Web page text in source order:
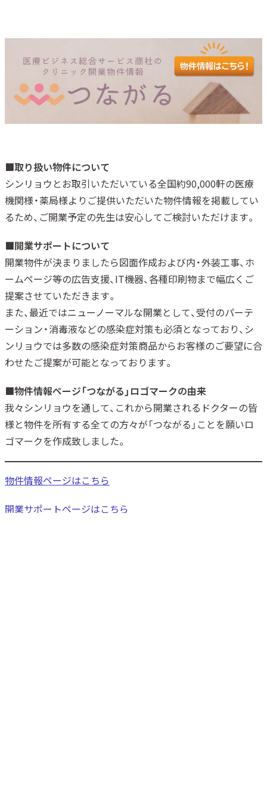
■取り扱い物件について
シンリョウとお取引いただいている全国約90,000軒の医療
機関様・薬局様よりご提供いただいた物件情報を掲載してい
るため、ご開業予定の先生は安心してご検討いただけます。
■開業サポートについて
開業物件が決まりましたら図面作成および内・外装工事、ホ
ームページ等の広告支援、IT機器、各種印刷物まで幅広くご
提案させていただきます。
また、最近ではニューノーマルな開業として、受付のパーテ
ーション・消毒液などの感染症対策も必須となっており、シ
ンリョウでは多数の感染症対策商品からお客様のご要望に合
わせたご提案が可能となっております。
■物件情報ページ「つながる」ロゴマークの由来
我々シンリョウを通して、これから開業されるドクターの皆
様と物件を所有する全ての方々が「つながる」ことを願いロ
ゴマークを作成致しました。
物件情報ページはこちら
開業サポートページはこちら